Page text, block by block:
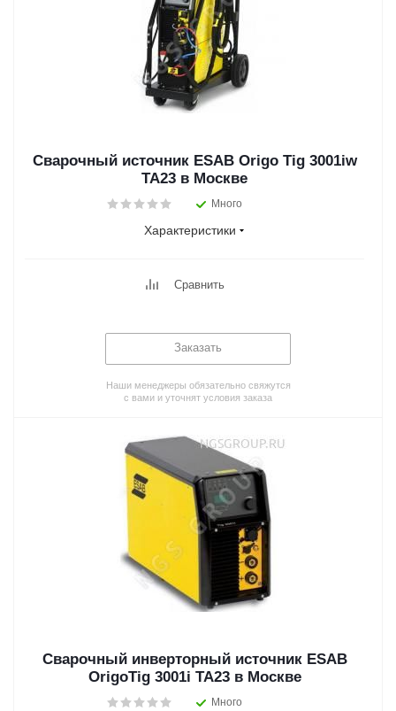
Сварочный источник ESAB Origo Tig 3001iw
TA23 в Москве
Много
Характеристики
Сравнить
Заказать
Наши менеджеры обязательно свяжутся
с вами и уточнят условия заказа
Сварочный инверторный источник ESAB
OrigoTig 3001i TA23 в Москве
Много